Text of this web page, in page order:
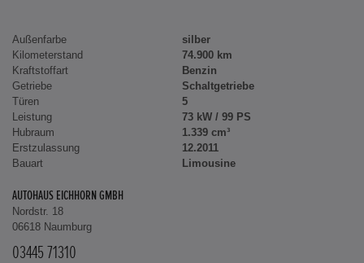
Außenfarbe
silber
Kilometerstand
74.900 km
Kraftstoffart
Benzin
Getriebe
Schaltgetriebe
Türen
5
Leistung
73 kW / 99 PS
Hubraum
1.339 cm³
Erstzulassung
12.2011
Bauart
Limousine
AUTOHAUS EICHHORN GMBH
Nordstr. 18
06618 Naumburg
03445 71310